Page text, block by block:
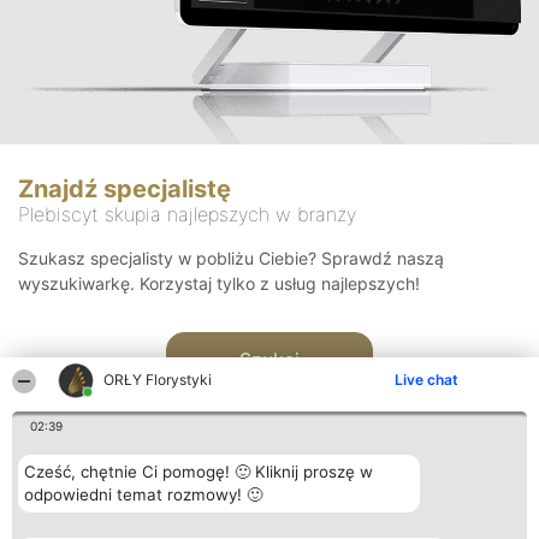
ORŁY Florystyki Live chat
02:39
Cześć, chętnie Ci pomogę! 🙂 Kliknij proszę w
odpowiedni temat rozmowy! 🙂
Znajdź specjalistę
Plebiscyt skupia najlepszych w branży
Szukasz specjalisty w pobliżu Ciebie? Sprawdź naszą
wyszukiwarkę. Korzystaj tylko z usług najlepszych!
Szukaj